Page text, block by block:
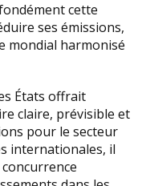
cette
ses émissions,
mondial harmonisé
États offrait
claire, prévisible et
pour le secteur
internationales, il